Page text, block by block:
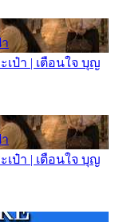
เป๋า | เตือนใจ บุญ
เป๋า | เตือนใจ บุญ